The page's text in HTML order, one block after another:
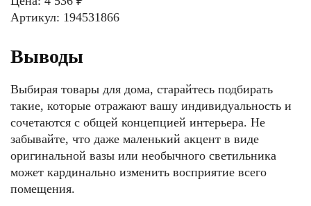
Артикул: 194531866
Выводы
Выбирая товары для дома, старайтесь подбирать
такие, которые отражают вашу индивидуальность и
сочетаются с общей концепцией интерьера. Не
забывайте, что даже маленький акцент в виде
оригинальной вазы или необычного светильника
может кардинально изменить восприятие всего
помещения.